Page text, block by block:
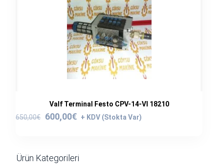
Valf Terminal Festo CPV-14-VI 18210
650,00€ Orijinal
600,00€
Ürün Kategorileri